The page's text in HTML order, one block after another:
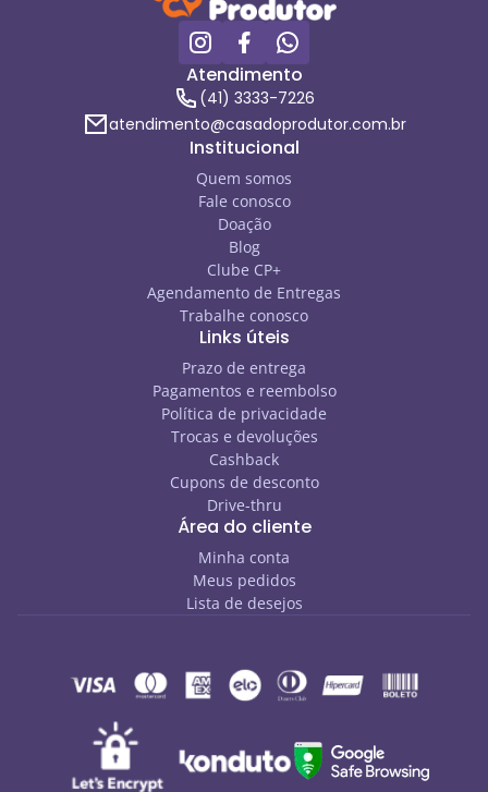
Atendimento
(41) 3333-7226
atendimento@casadoprodutor.com.br
Institucional
Quem somos
Fale conosco
Doação
Blog
Clube CP+
Agendamento de Entregas
Trabalhe conosco
Links úteis
Prazo de entrega
Pagamentos e reembolso
Política de privacidade
Trocas e devoluções
Cashback
Cupons de desconto
Drive-thru
Área do cliente
Minha conta
Meus pedidos
Lista de desejos